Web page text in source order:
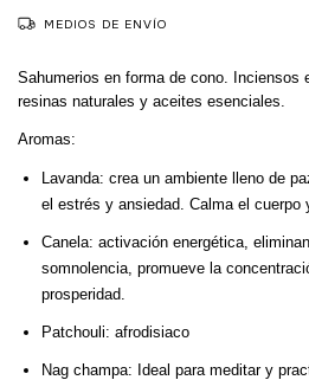
MEDIOS DE ENVÍO
Sahumerios en forma de cono. Inciensos
resinas naturales y aceites esenciales.
Aromas:
Lavanda: crea un ambiente lleno de
el estrés y ansiedad. Calma el cuerpo
Canela: activación energética,
somnolencia, promueve la
prosperidad.
Patchouli: afrodisiaco
Nag champa: Ideal para meditar y